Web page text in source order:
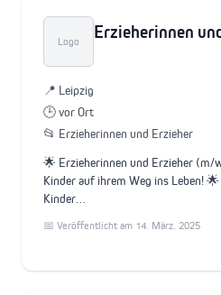
Logo Erzieherinnen
📍 Leipzig
🕒 vor Ort
📂 Erzieherinnen und Erzieher
🌟 Erzieherinnen und Erzieher (m/
Kinder auf ihrem Weg ins Leben!
Kinder…
📅 Veröffentlicht am 14. März. 2025